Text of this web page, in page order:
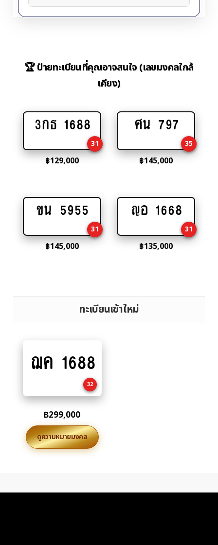
🏆 ป้ายทะเบียนที่คุณอาจสนใจ (เลขมงคลใกล้
เคียง)
Add
cart
3กธ 1688
31
฿129,000
Add
cart
ศน 797
35
฿145,000
Add
cart
ขน 5955
31
฿145,000
Add
cart
ญอ 1668
31
฿135,000
ทะเบียนเข้าใหม่
to
ฌค 1688
32
฿299,000
ดูความหมายมงคล